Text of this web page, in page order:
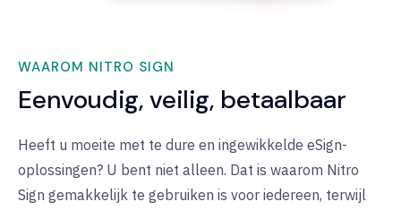
WAAROM NITRO SIGN
Eenvoudig, veilig, betaalbaar
Heeft u moeite met te dure en ingewikkelde eSign-
oplossingen? U bent niet alleen. Dat is waarom Nitro
Sign gemakkelijk te gebruiken is voor iedereen, terwijl